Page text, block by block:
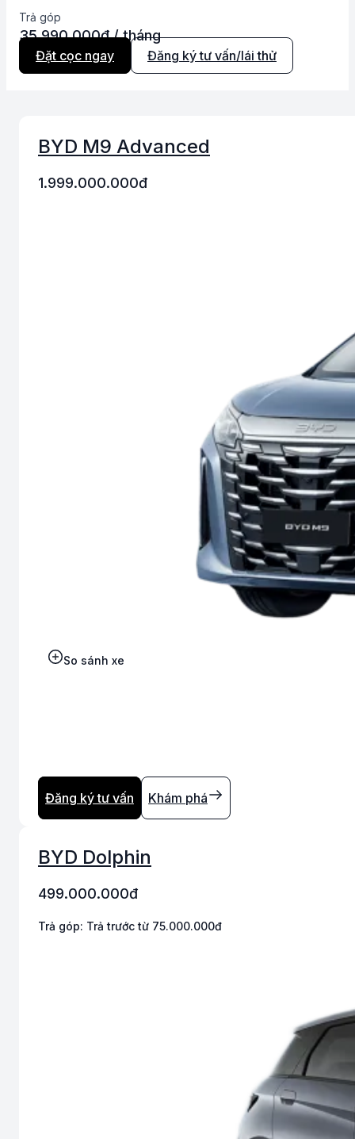
Trả góp
35,990,000đ / tháng
Đặt cọc ngay Đăng ký tư vấn/lái thử
BYD M9 Advanced
1.999.000.000đ
So sánh xe
Đăng ký tư vấn Khám phá
BYD Dolphin
499.000.000đ
Trả góp: Trả trước từ 75.000.000đ